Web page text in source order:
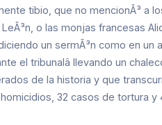
tibio, que no mencionÃ³ a
o las monjas francesas
un sermÃ³n como en un
el tribunalâ llevando un
de la historia y que
32 casos de tortura y